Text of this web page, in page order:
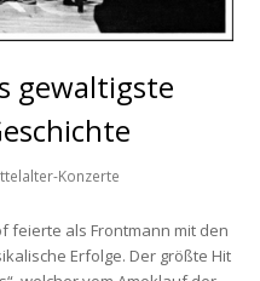
gewaltigste
Konzerte
feierte als Frontmann mit den
Erfolge. Der größte Hit